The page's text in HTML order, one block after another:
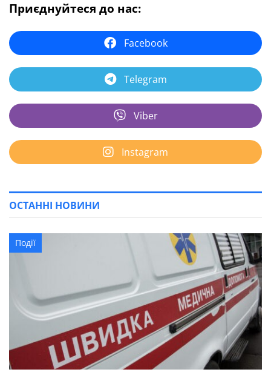
Приєднуйтеся до нас:
Facebook
Telegram
Viber
Instagram
ОСТАННІ НОВИНИ
Події